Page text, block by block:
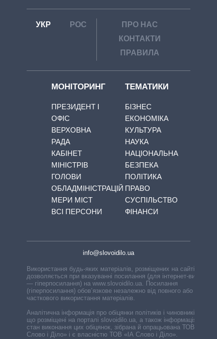
УКР РОС
ПРО НАС
КОНТАКТИ
ПРАВИЛА
МОНІТОРИНГ
ПРЕЗИДЕНТ І
ОФІС
ВЕРХОВНА
РАДА
КАБІНЕТ
МІНІСТРІВ
ГОЛОВИ
ОБЛАДМІНІСТРАЦІЙ
МЕРИ МІСТ
ВСІ ПЕРСОНИ
ТЕМАТИКИ
БІЗНЕС
ЕКОНОМІКА
КУЛЬТУРА
НАУКА
НАЦІОНАЛЬНА
БЕЗПЕКА
ПОЛІТИКА
ПРАВО
СУСПІЛЬСТВО
ФІНАНСИ
info@slovoidilo.ua
Використання будь-яких матеріалів, розміщених на сайті,
дозволяється при вказуванні посилання (для інтернет-видань
— гіперпосилання) на www.slovoidilo.ua. Посилання
(гіперпосилання) обов’язкове незалежно від повного або
часткового використання матеріалів.
Аналітична інформація про обіцянки політиків і чиновників,
що розміщені на порталі slovoidilo.ua, а також інформація про
стан виконання цих обіцянок, зібрана й опрацьована ТОВ «ІА
Слово і Діло» і є власністю ТОВ «ІА Слово і Діло».